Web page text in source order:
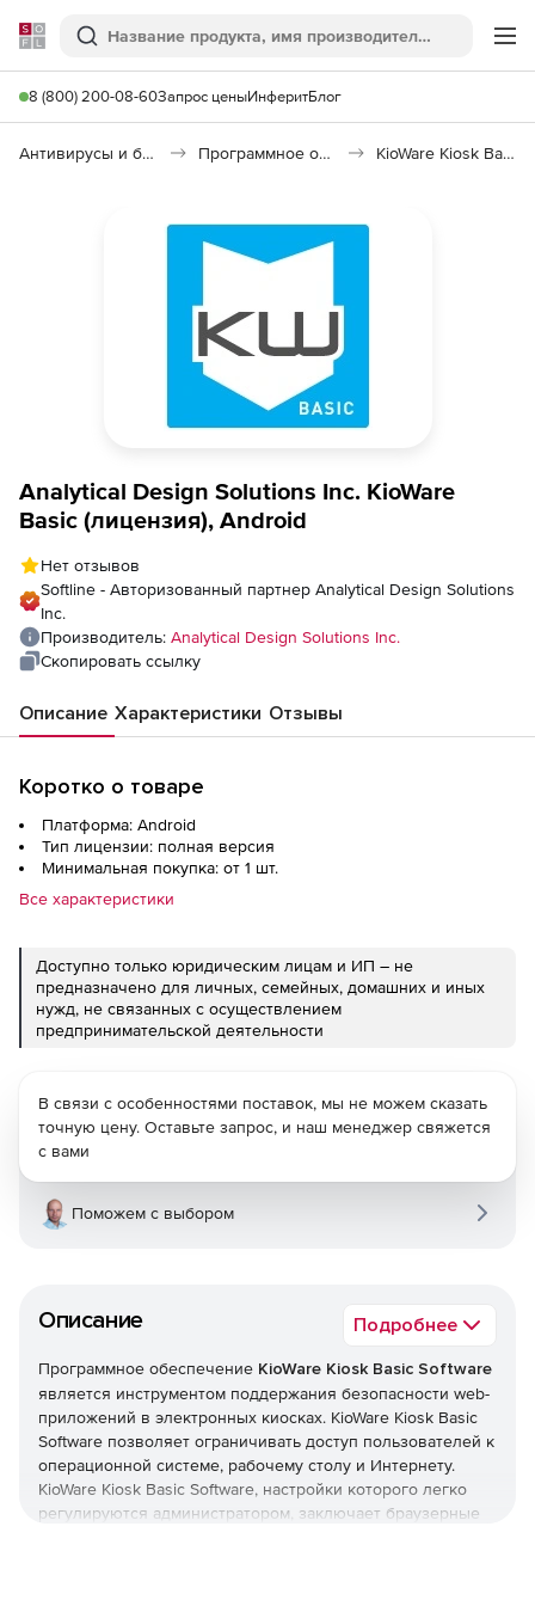
Softline
Поиск
8 (800) 200-08-60Запрос ценыИнферитБлог
Антивирусы и безопасность Программное обеспечение для контроля доступа KioWare Kiosk Basic Software 7
Analytical Design Solutions Inc. KioWare
Basic (лицензия), Android
Нет отзывов
Softline - Авторизованный партнер Analytical Design Solutions
Inc.
Производитель: Analytical Design Solutions Inc.
Скопировать ссылку
Описание Характеристики Отзывы
Коротко о товаре
Платформа: Android
Тип лицензии: полная версия
Минимальная покупка: от 1 шт.
Все характеристики
Доступно только юридическим лицам и ИП – не
предназначено для личных, семейных, домашних и иных
нужд, не связанных с осуществлением
предпринимательской деятельности
Описание Подробнее
Программное обеспечение KioWare Kiosk Basic Software
является инструментом поддержания безопасности web-
приложений в электронных киосках. KioWare Kiosk Basic
Software позволяет ограничивать доступ пользователей к
операционной системе, рабочему столу и Интернету.
KioWare Kiosk Basic Software, настройки которого легко
регулируются администратором, заключает браузерные
В связи с особенностями поставок, мы не можем сказать
точную цену. Оставьте запрос, и наш менеджер свяжется
с вами
Поможем с выбором